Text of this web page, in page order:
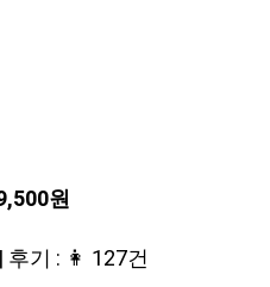
원
기 : 👩 127건